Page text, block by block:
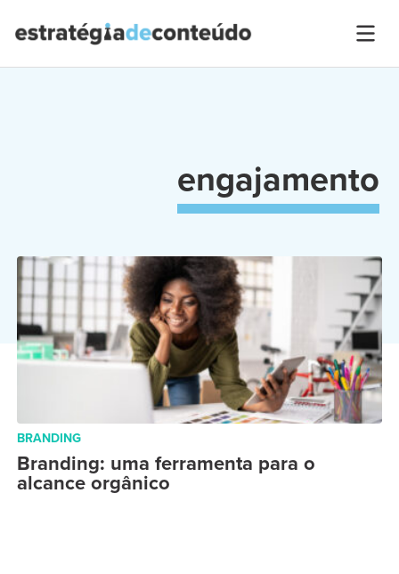
engajamento
BRANDING
Branding: uma ferramenta para o
alcance orgânico